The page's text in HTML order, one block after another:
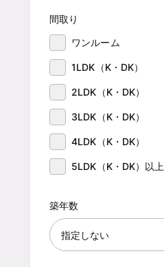
間取り
ワンルーム
1LDK（K・DK）
2LDK（K・DK）
3LDK（K・DK）
4LDK（K・DK）
5LDK（K・DK）以上
築年数